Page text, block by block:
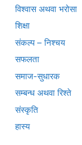
विश्वास अथवा भरोसा
शिक्षा
संकल्प – निश्चय
सफलता
समाज-सुधारक
सम्बन्ध अथवा रिश्ते
संस्कृति
हास्य